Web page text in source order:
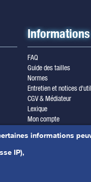
informations
IP),
Informations
FAQ
Guide des tailles
Normes
Entretien et notices
CGV & Médiateur
Lexique
Mon compte
Mentions légales &